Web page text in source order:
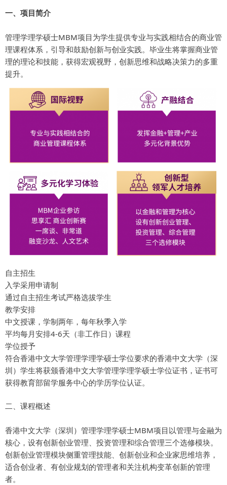
一、项目简介
管理学理学硕士MBM项目为学生提供专业与实践相结合的商业管
理课程体系，引导和鼓励创新与创业实践。毕业生将掌握商业管
理的理论和技能，获得宏观视野，创新思维和战略决策力的多重
提升。
自主招生
入学采用申请制
通过自主招生考试严格选拔学生
教学安排
中文授课，学制两年，每年秋季入学
平均每月安排4-6天（非工作日）课程
学位授予
符合香港中文大学管理学理学硕士学位要求的香港中文大学（深
圳）学生将获颁香港中文大学管理学理学硕士学位证书，证书可
获得教育部留学服务中心的学历学位认证。
二、课程概述
香港中文大学（深圳）管理学理学硕士MBM项目以管理与金融为
核心，设有创新创业管理、投资管理和综合管理三个选修模块。
创新创业管理模块侧重管理技能、创新创业和企业家思维培养，
适合创业者、有创业规划的管理者和关注机构变革创新的管理
者。